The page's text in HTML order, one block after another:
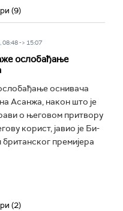
(9)
-> 15:07
ослобађање
оснивача
Асанжа, након што је
о његовом притвору
корист, јавио је Би-
премијера
(2)